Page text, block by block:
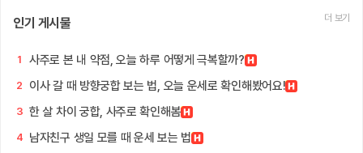
인기 게시물 더 보기
1 사주로 본 내 약점, 오늘 하루 어떻게 극복할까?
2 이사 갈 때 방향궁합 보는 법, 오늘 운세로 확인해봤어요!
3 한 살 차이 궁합, 사주로 확인해봄
4 남자친구 생일 모를 때 운세 보는 법